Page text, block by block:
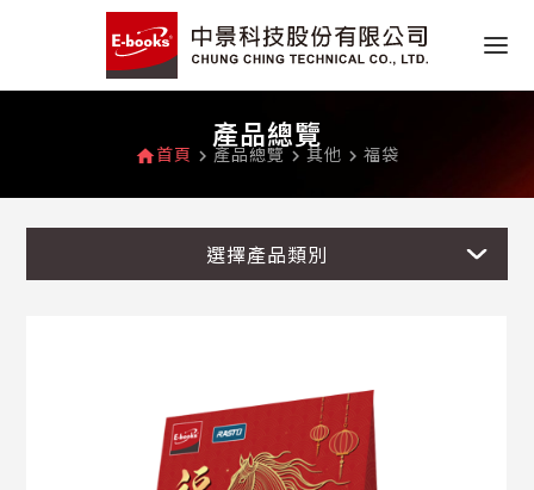
產品總覽
home首頁 navigate_next 產品總覽 navigate_next 其他 navigate_next 福袋
選擇產品類別